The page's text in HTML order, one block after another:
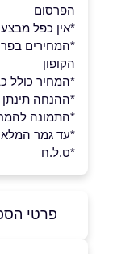
הפרסום
*אין כפל
*המחירים
הקופון
*המחיר כולל
*ההנחה
*התמונה
*עד גמר
*ט.ל.ח
פרטי